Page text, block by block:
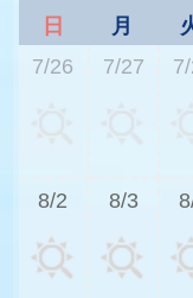
日 月
7/26
7/27
8/2 8/3